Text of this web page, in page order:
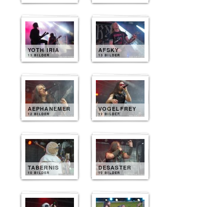
YOTH IRIA
13 BILDER
AFSKY
13 BILDER
AEPHANEMER
12 BILDER
VOGELFREY
12 BILDER
TABERNIS
10 BILDER
DESASTER
10 BILDER